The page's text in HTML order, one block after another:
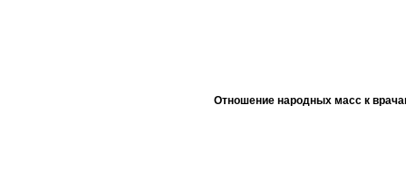
Отношение народных масс к